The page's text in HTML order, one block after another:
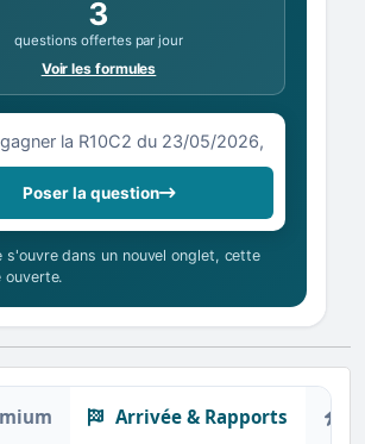
3
questions offertes par jour
Voir les formules
sur la R10C2 du 23/05/2026
Poser la question
s'ouvre dans un nouvel onglet, cette
ouverte.
Arrivée & Rapports